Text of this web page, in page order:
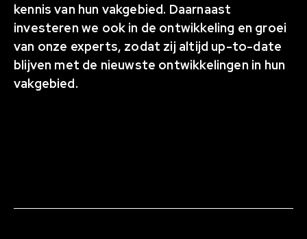
kennis van hun vakgebied. Daarnaast
investeren we ook in de ontwikkeling en groei
van onze experts, zodat zij altijd up-to-date
blijven met de nieuwste ontwikkelingen in hun
vakgebied.